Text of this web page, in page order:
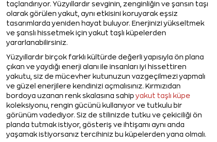
taçlandırıyor. Yüzyıllardır sevginin, zenginliğin ve şansın taşı
olarak görülen yakut, aynı etkisini koruyarak eşsiz
tasarımlarda yeniden hayat buluyor. Enerjinizi yükseltmek
ve şanslı hissetmek için yakut taşlı küpelerden
yararlanabilirsiniz.
Yüzyıllardır birçok farklı kültürde değerli yapısıyla ön plana
çıkan ve yaydığı enerji alanı ile insanları iyi hissettiren
yakutu, siz de mücevher kutunuzun vazgeçilmezi yapmalı
ve güzel enerjilere kendinizi açmalısınız. Kırmızıdan
bordoya uzanan renk skalasına sahipyakut taşlı küpe
koleksiyonu, rengin gücünü kullanıyor ve tutkulu bir
görünüm vadediyor. Siz de stilinizde tutku ve çekiciliği ön
planda tutmak istiyor, gösteriş ve ihtişamı aynı anda
yaşamak istiyorsanız tercihiniz bu küpelerden yana olmalı.